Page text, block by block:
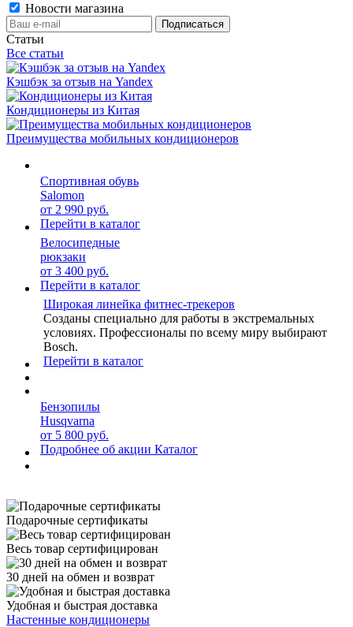
Новости магазина
Статьи
Все статьи
Кэшбэк за отзыв на Yandex
Кондиционеры из Китая
Преимущества мобильных кондиционеров
Спортивная обувь
Salomon
от 2 990 руб.
Перейти в каталог
Велосипедные
рюкзаки
от 3 400 руб.
Перейти в каталог
Широкая линейка фитнес-трекеров
Созданы специально для работы в экстремальных
условиях. Профессионалы по всему миру выбирают
Bosch.
Перейти в каталог
Бензопилы
Husqvarna
от 5 800 руб.
Подробнее об акции Каталог
Подарочные сертификаты
Весь товар сертифицирован
30 дней на обмен и возврат
Удобная и быстрая доставка
Настенные кондиционеры